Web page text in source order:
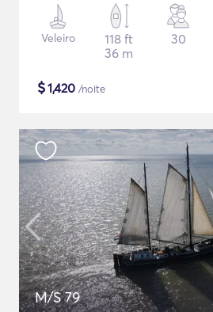
Veleiro
118 ft
36 m
30
$1,420 /noite
M/S 79